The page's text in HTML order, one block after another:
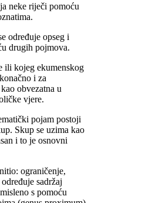
neke riječi pomoću
određuje opseg i
drugih pojmova.
ili kojeg ekumenskog
i za
obvezatna u
vjere.
pojam postoji
Skup se uzima kao
i to je osnovni
ograničenje,
sadržaj
s pomoću